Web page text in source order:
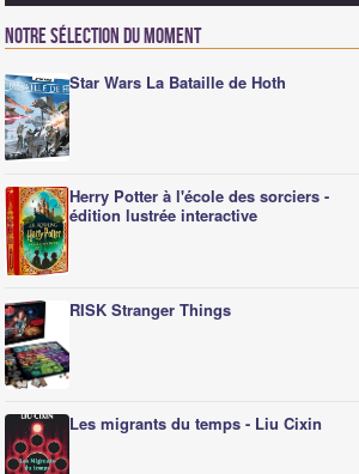
Notre sélection du moment
Star Wars La Bataille de Hoth
Herry Potter à l'école des sorciers -
édition lustrée interactive
RISK Stranger Things
Les migrants du temps - Liu Cixin